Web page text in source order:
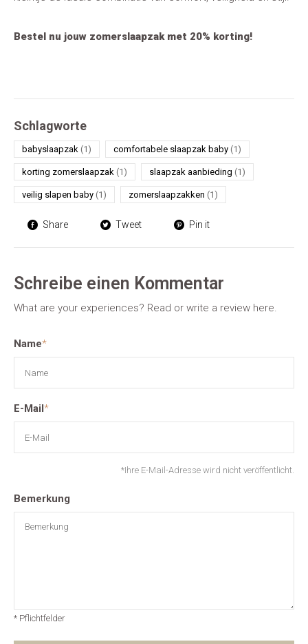
Bestel nu jouw zomerslaapzak met 20% korting!
Schlagworte
babyslaapzak (1) comfortabele slaapzak baby (1)
korting zomerslaapzak (1) slaapzak aanbieding (1)
veilig slapen baby (1) zomerslaapzakken (1)
Share Tweet Pin it
Schreibe einen Kommentar
What are your experiences? Read or write a review here.
Name*
E-Mail*
*Ihre E-Mail-Adresse wird nicht veröffentlicht.
Bemerkung
* Pflichtfelder